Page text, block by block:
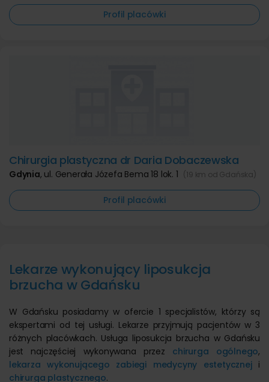
Profil placówki
Chirurgia plastyczna dr Daria Dobaczewska
Gdynia, ul. Generała Józefa Bema 18 lok. 1 (19 km od Gdańska)
Profil placówki
Lekarze wykonujący liposukcja
brzucha w Gdańsku
W Gdańsku posiadamy w ofercie 1 specjalistów, którzy są
ekspertami od tej usługi. Lekarze przyjmują pacjentów w 3
różnych placówkach. Usługa liposukcja brzucha w Gdańsku
jest najczęściej wykonywana przez chirurga ogólnego,
lekarza wykonującego zabiegi medycyny estetyczneji
chirurga plastycznego.